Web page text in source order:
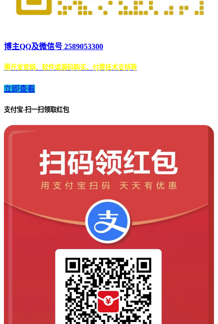
博主QQ及微信号 2589053300
需开发官网、软件或源码购买、付费技术支持等
立即查看
支付宝-扫一扫领取红包